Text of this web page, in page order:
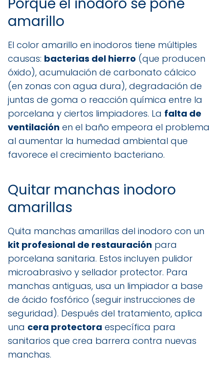
amarillo
El color amarillo en inodoros tiene múltiples
causas: bacterias del hierro (que producen
óxido), acumulación de carbonato cálcico
(en zonas con agua dura), degradación de
juntas de goma o reacción química entre la
porcelana y ciertos limpiadores. La falta de
ventilación en el baño empeora el problema
al aumentar la humedad ambiental que
favorece el crecimiento bacteriano.
Quitar manchas inodoro
amarillas
Quita manchas amarillas del inodoro con un
kit profesional de restauración para
porcelana sanitaria. Estos incluyen pulidor
microabrasivo y sellador protector. Para
manchas antiguas, usa un limpiador a base
de ácido fosfórico (seguir instrucciones de
seguridad). Después del tratamiento, aplica
una cera protectora específica para
sanitarios que crea barrera contra nuevas
manchas.